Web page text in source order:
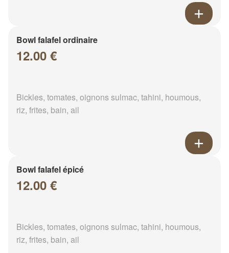
Bowl falafel ordinaire
12.00 €
Bickles, tomates, oignons sulmac, tahini, houmous,
riz, frites, bain, ail
Bowl falafel épicé
12.00 €
Bickles, tomates, oignons sulmac, tahini, houmous,
riz, frites, bain, ail